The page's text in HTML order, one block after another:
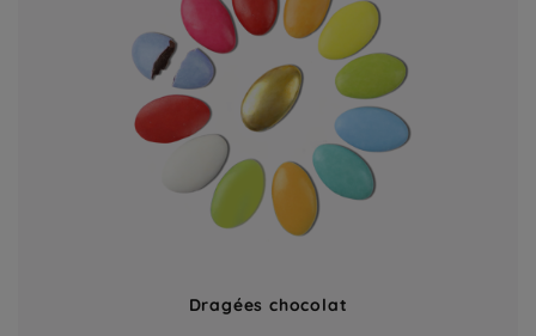
Dragées chocolat